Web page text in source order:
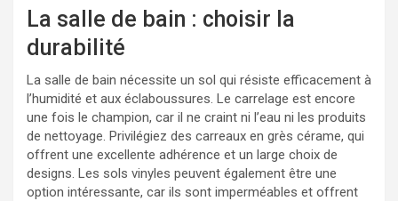
La salle de bain : choisir la
durabilité
La salle de bain nécessite un sol qui résiste efficacement à
l’humidité et aux éclaboussures. Le carrelage est encore
une fois le champion, car il ne craint ni l’eau ni les produits
de nettoyage. Privilégiez des carreaux en grès cérame, qui
offrent une excellente adhérence et un large choix de
designs. Les sols vinyles peuvent également être une
option intéressante, car ils sont imperméables et offrent